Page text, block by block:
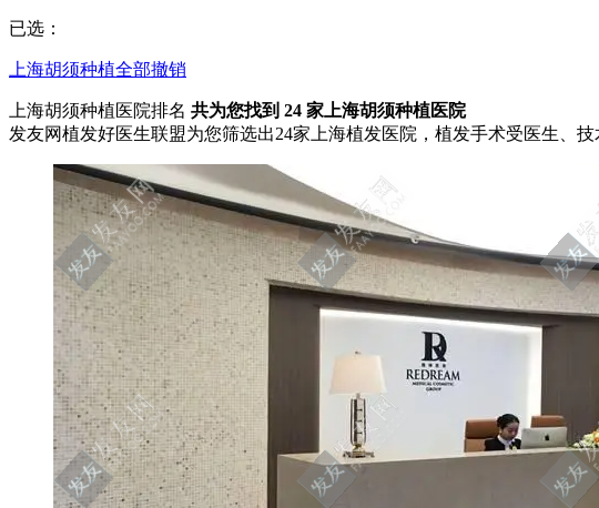
已选：
上海胡须种植全部撤销
上海胡须种植医院排名 共为您找到 24 家上海胡须种植医院
发友网植发好医生联盟为您筛选出24家上海植发医院，植发手术受医生、